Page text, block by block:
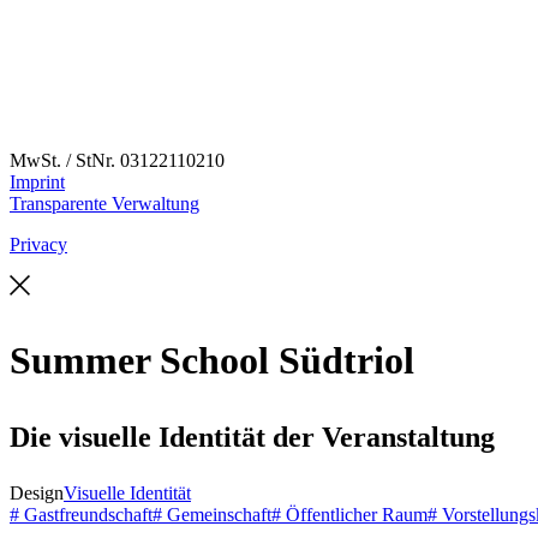
MwSt. / StNr. 03122110210
Imprint
Transparente Verwaltung
Privacy
Summer School Südtriol
Die visuelle Identität der Veranstaltung
DesignVisuelle Identität
# Gastfreundschaft# Gemeinschaft# Öffentlicher Raum#